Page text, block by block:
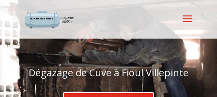
Dégazage de Cuve à Fioul Villepinte